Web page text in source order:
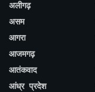
अलीगढ़
असम
आगरा
आजमगढ़
आतंकवाद
आंध्र प्रदेश